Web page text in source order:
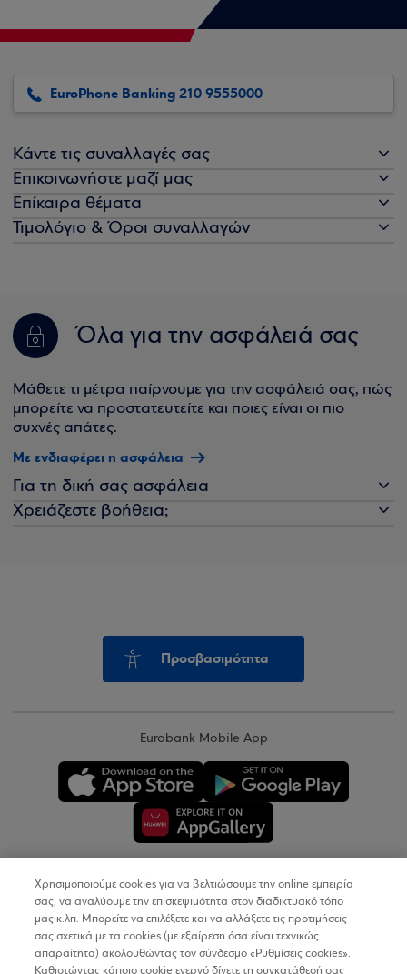
EuroPhone Banking 210 9555000
Κάντε τις συναλλαγές σας
Επικοινωνήστε μαζί μας
Επίκαιρα θέματα
Τιμολόγιο & Όροι συναλλαγών
Όλα για την ασφάλειά σας
Μάθετε τι μέτρα παίρνουμε για την ασφάλειά σας, πώς
μπορείτε να προστατευτείτε και ποιες είναι οι πιο
συχνές απάτες.
Με ενδιαφέρει η ασφάλεια
Για τη δική σας ασφάλεια
Χρειάζεστε βοήθεια;
Προσβασιμότητα
Eurobank Mobile App
Copyright © 2026
Όροι Χρήσης
Χρησιμοποιούμε cookies για να βελτιώσουμε την online εμπειρία
σας, να αναλύουμε την επισκεψιμότητα στον διαδικτυακό τόπο
μας κ.λπ. Μπορείτε να επιλέξετε και να αλλάξετε τις προτιμήσεις
σας σχετικά με τα cookies (με εξαίρεση όσα είναι τεχνικώς
απαραίτητα) ακολουθώντας τον σύνδεσμο «Ρυθμίσεις cookies».
Καθιστώντας κάποιο cookie ενεργό δίνετε τη συγκατάθεσή σας